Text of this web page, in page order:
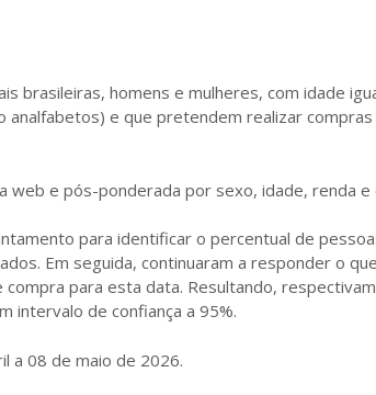
brasileiras, homens e mulheres, com idade
analfabetos) e que pretendem realizar
web e pós-ponderada por sexo, idade, renda e
para identificar o percentual de
Em seguida, continuaram a responder o
para esta data. Resultando,
intervalo de confiança a 95%.
a 08 de maio de 2026.